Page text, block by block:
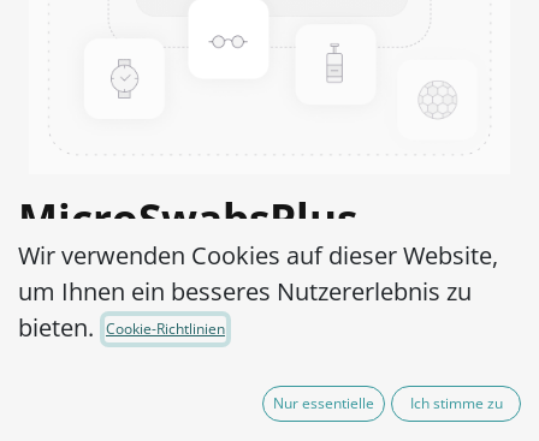
MicroSwabsPlus
Staphylococcus
epidermidis ATCC®
MS2S0540010
Wir verwenden Cookies auf dieser Website,
um Ihnen ein besseres Nutzererlebnis zu
bieten.
Cookie-Richtlinien
Nur essentielle Ich stimme zu